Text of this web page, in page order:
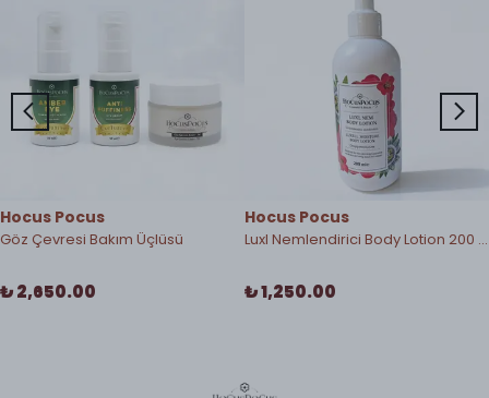
Hocus Pocus
Göz Çevresi Bakım Üçlüsü
₺ 2,650.00
Hocus Pocus
Luxl Nemlendirici Body Lotion 200 ml
₺ 1,250.00